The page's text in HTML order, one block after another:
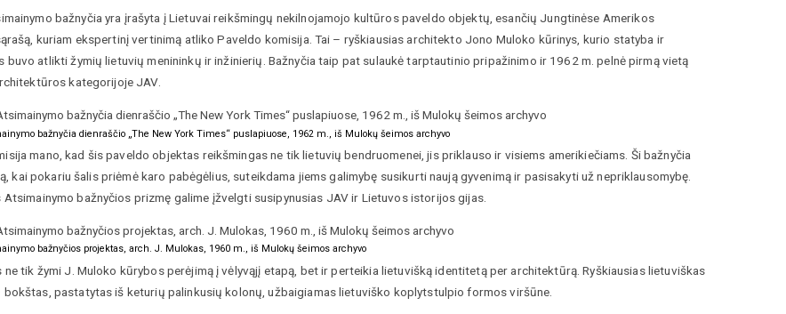
bažnyčia yra įrašyta į Lietuvai reikšmingų nekilnojamojo kultūros paveldo objektų, esančių Jungtinėse Amerikos
kuriam ekspertinį vertinimą atliko Paveldo komisija. Tai – ryškiausias architekto Jono Muloko kūrinys, kurio statyba ir
buvo atlikti žymių lietuvių menininkų ir inžinierių. Bažnyčia taip pat sulaukė tarptautinio pripažinimo ir 1962 m. pelnė pirmą vietą
kategorijoje JAV.
bažnyčia dienraščio „The New York Times“ puslapiuose, 1962 m., iš Mulokų šeimos archyvo
mano, kad šis paveldo objektas reikšmingas ne tik lietuvių bendruomenei, jis priklauso ir visiems amerikiečiams. Ši bažnyčia
kai pokariu šalis priėmė karo pabėgėlius, suteikdama jiems galimybę susikurti naują gyvenimą ir pasisakyti už nepriklausomybę.
Atsimainymo bažnyčios prizmę galime įžvelgti susipynusias JAV ir Lietuvos istorijos gijas.
bažnyčios projektas, arch. J. Mulokas, 1960 m., iš Mulokų šeimos archyvo
ne tik žymi J. Muloko kūrybos perėjimą į vėlyvąjį etapą, bet ir perteikia lietuvišką identitetą per architektūrą. Ryškiausias lietuviškas
bokštas, pastatytas iš keturių palinkusių kolonų, užbaigiamas lietuviško koplytstulpio formos viršūne.